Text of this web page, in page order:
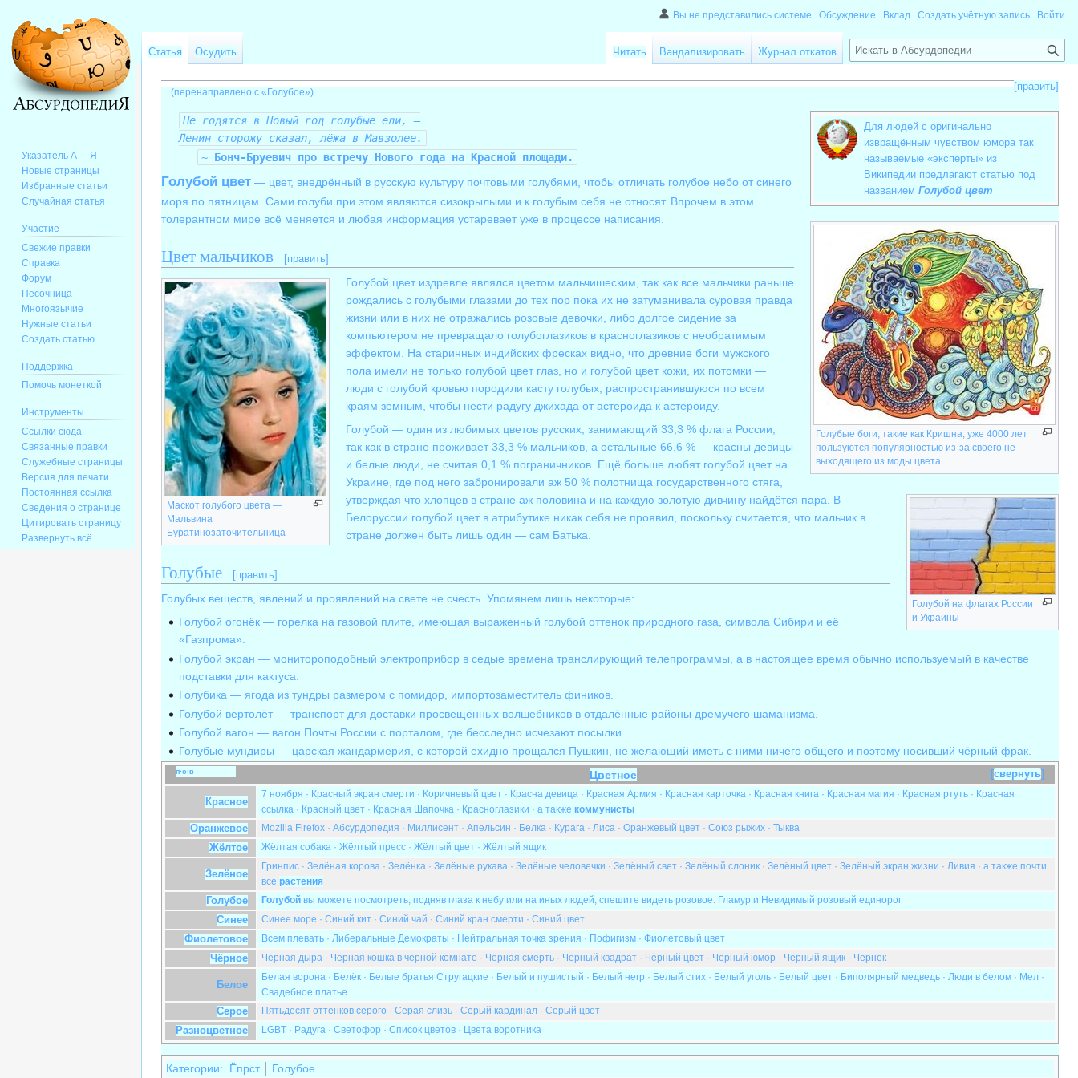
[править]
(перенаправлено с « Голубое»)
Перейти
навигации
Перейти
Для людей с оригинально
извращённым чувством юмора так
называемые «эксперты» из
Википедии предлагают статью под
названием Голубой цвет
Не годятся вНовый год голубые ели, —
Ленин сторожу сказал, лёжа в Мавзолее.
~ Бонч-Бруевичпро встречу Нового года на Красной площади.
Голубые боги, такие как Кришна, уже 4000 лет
пользуются популярностью из-за своего не
выходящего из моды цвета
Голубой цвет — цвет, внедрённый в русскую культуру почтовыми голубями, чтобы отличать голубое небо от синего
моря по пятницам. Сами голуби при этом являются сизокрылыми и к голубым себя не относят. Впрочем в этом
толерантном мире всё меняется и любая информация устаревает уже в процессе написания.
Цвет мальчиков [править]
Маскот голубого цвета —
Мальвина
Буратинозаточительница
Голубой цвет издревле являлся цветом мальчишеским, так как все мальчики раньше
рождались с голубыми глазами до тех пор пока их не затуманивала суровая правда
жизни или в них не отражались розовые девочки, либо долгое сидение за
компьютером не превращало голубоглазиков в красноглазиков с необратимым
эффектом. На старинных индийских фресках видно, что древние боги мужского
пола имели не только голубой цвет глаз, но и голубой цвет кожи, их потомки —
люди с голубой кровью породили касту голубых, распространившуюся по всем
краям земным, чтобы нести радугу джихада от астероида к астероиду.
Голубой на флагах России
и Украины
Голубой — один из любимых цветов русских, занимающий 33,3 % флага России,
так как в стране проживает 33,3 % мальчиков, а остальные 66,6 % — красны девицы
и белые люди, не считая 0,1 % пограничников. Ещё больше любят голубой цвет на
Украине, где под него забронировали аж 50 % полотнища государственного стяга,
утверждая что хлопцев в стране аж половина и на каждую золотую дивчину найдётся пара. В
Белоруссии голубой цвет в атрибутике никак себя не проявил, поскольку считается, что мальчик в
стране должен быть лишь один — сам Батька.
Голубые [править]
Голубых веществ, явлений и проявлений на свете не счесть. Упомянем лишь некоторые:
Голубой огонёк — горелка на газовой плите, имеющая выраженный голубой оттенок природного газа, символа Сибири и её
«Газпрома».
Голубой экран — монитороподобный электроприбор в седые времена транслирующий телепрограммы, а в настоящее время обычно используемый в качестве
подставки для кактуса.
Голубика — ягода из тундры размером с помидор, импортозаместитель фиников.
Голубой вертолёт — транспорт для доставки просвещённых волшебников в отдалённые районы дремучего шаманизма.
Голубой вагон — вагон Почты России с порталом, где бесследно исчезают посылки.
Голубые мундиры — царская жандармерия, с которой ехидно прощался Пушкин, не желающий иметь с ними ничего общего и поэтому носивший чёрный фрак.
свернуть
п·о·в Цветное
Красное
7 ноября · Красный экран смерти · Коричневый цвет · Красна девица · Красная Армия · Красная карточка · Красная книга · Красная магия · Красная ртуть · Красная
ссылка · Красный цвет · Красная Шапочка · Красноглазики · а также коммунисты
Оранжевое
Mozilla Firefox · Абсурдопедия · Миллисент · Апельсин · Белка · Курага · Лиса · Оранжевый цвет · Союз рыжих · Тыква
Жёлтое
Жёлтая собака · Жёлтый пресс · Жёлтый цвет · Жёлтый ящик
Зелёное
Гринпис · Зелёная корова · Зелёнка · Зелёные рукава · Зелёные человечки · Зелёный свет · Зелёный слоник · Зелёный цвет · Зелёный экран жизни · Ливия · а также почти
все растения
Голубое
Голубой вы можете посмотреть, подняв глаза к небу или на иных людей; спешите видеть розовое: Гламур и Невидимый розовый единорог
Синее
Синее море · Синий кит · Синий чай · Синий кран смерти · Синий цвет
Фиолетовое
Всем плевать · Либеральные Демократы · Нейтральная точка зрения · Пофигизм · Фиолетовый цвет
Чёрное
Чёрная дыра · Чёрная кошка в чёрной комнате · Чёрная смерть · Чёрный квадрат · Чёрный цвет · Чёрный юмор · Чёрный ящик · Чернёк
Белое
Белая ворона · Белёк · Белые братья Стругацкие · Белый и пушистый · Белый негр · Белый стих · Белый уголь · Белый цвет · Биполярный медведь · Люди в белом · Мел ·
Свадебное платье
Серое Пятьдесят оттенков серого · Серая слизь · Серый кардинал · Серый цвет
Разноцветное
LGBT · Радуга · Светофор · Список цветов · Цвета воротника
Категории: Ёпрст Голубое
Вы не представились системе Обсуждение Вклад Создать учётную запись Войти
Статья Осудить Читать Вандализировать Журнал откатов
П
о
и
к
Указатель А — Я
Новые страницы
Избранные статьи
Случайная статья
Участие
Свежие правки
Справка
Форум
Песочница
Многоязычие
Нужные статьи
Создать статью
Поддержка
Помочь монеткой
Инструменты
Ссылки сюда
Связанные правки
Служебные страницы
Версия для печати
Постоянная ссылка
Сведения о странице
Цитировать страницу
Развернуть всё